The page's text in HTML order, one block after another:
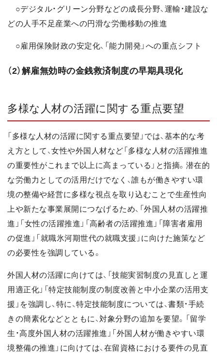
○デジタル・グリーン分野などの成長分野、運輸・建設な
どの人手不足産業への円滑な労働移動の推進
○雇用保険財政の安定化、「能力開発」への重点シフト
（2）解雇無効時の金銭救済制度の早期具現化
多様な人材の活躍に関する重点要望
「多様な人材の活躍に関する重点要望」では、基本的な考
え方として、女性や外国人材など「多様な人材の活躍推進
の重要性がこれまで以上に高まっている」と指摘。潜在的
な労働力としての活用だけでなく、誰もが働きやすい環
境の整備や経営に多様な視点を取り込むことで生産性向
上や新たな事業展開につなげるため、「外国人材の活躍推
進」「女性の活躍推進」「高齢者の活躍推進」「障害者雇用
の促進」「就職氷河期世代の就職支援」に向けた施策など
の必要性を強調している。
外国人材の活躍に向けては、「技能実習制度の見直しと運
用適正化」「特定技能制度の制度改善と中小企業の活用支
援」を強調し、特に、特定技能制度については、書類・手続
きの簡素化などとともに、対象分野の追加を要望。「留学
生・高度外国人材の活躍推進」「外国人材が働きやすい環
境整備の推進」に向けては、在留資格における要件の見直